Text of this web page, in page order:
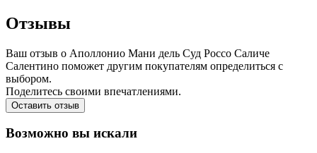
Отзывы
Ваш отзыв о Аполлонио Мани дель Суд Россо Саличе
Салентино поможет другим покупателям определиться с
выбором.
Поделитесь своими впечатлениями.
Оставить отзыв
Возможно вы искали